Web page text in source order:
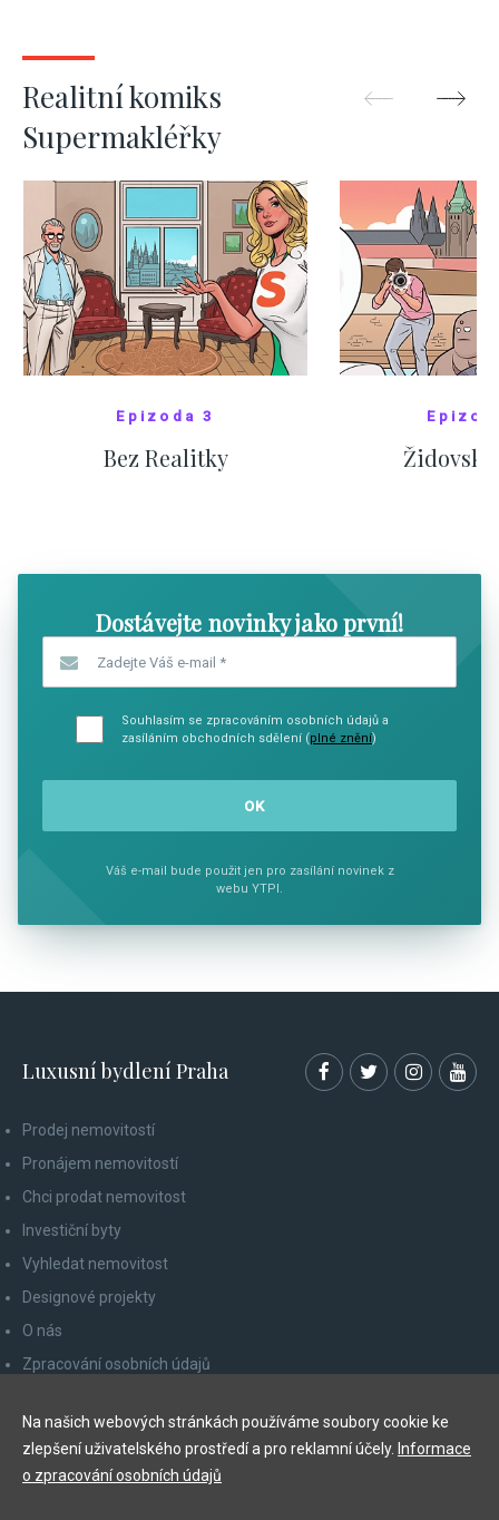
Realitní komiks
Supermakléřky
Epizoda 3
Bez Realitky
Dostávejte novinky jako první!
Souhlasím se zpracováním osobních údajů a
zasíláním obchodních sdělení (plné znění)
Váš e-mail bude použit jen pro zasílání novinek z
webu YTPI.
Luxusní bydlení Praha
Prodej nemovitostí
Pronájem nemovitostí
Chci prodat nemovitost
Investiční byty
Vyhledat nemovitost
Designové projekty
O nás
Zpracování osobních údajů
Odhlášení z newsletteru
Na našich webových stránkách používáme soubory cookie ke
zlepšení uživatelského prostředí a pro reklamní účely. Informace
o zpracování osobních údajů